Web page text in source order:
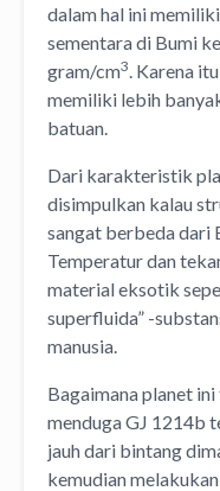
dalam hal ini
sementara di Bumi
gram/cm3. Karena
memiliki lebih
batuan.
Dari karakteristik
disimpulkan kalau
sangat berbeda dari
Temperatur dan
material eksotik
superfluida” -
manusia.
Bagaimana planet
menduga GJ 1214b
jauh dari bintang
kemudian